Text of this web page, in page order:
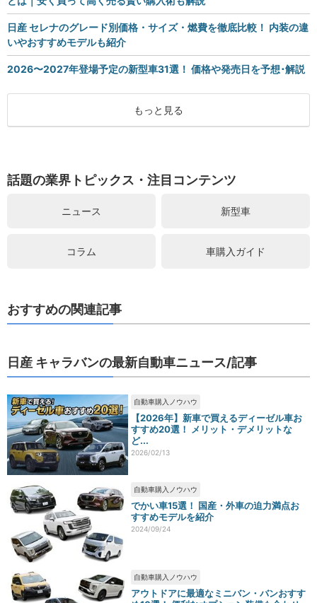
日産 セレナのグレード別価格・サイズ・燃費を徹底比較！ 内装の違
いやおすすめモデルも紹介
2026〜2027年登場予定の新型車31選！ 価格や発売日を予想･解説
もっと見る
話題の業界トピックス・注目コンテンツ
ニュース 新型車
コラム 車購入ガイド
おすすめの関連記事
日産 キャラバンの最新自動車ニュース/記事
自動車購入ノウハウ
【2026年】新車で買えるディーゼル車お
すすめ20選！ メリット・デメリットな
ど...
2026/02/13
自動車購入ノウハウ
でかい車15選！ 国産・外車の迫力満点お
すすめモデルを紹介
2024/09/24
自動車購入ノウハウ
アウトドアに最適なミニバン・バンおすす